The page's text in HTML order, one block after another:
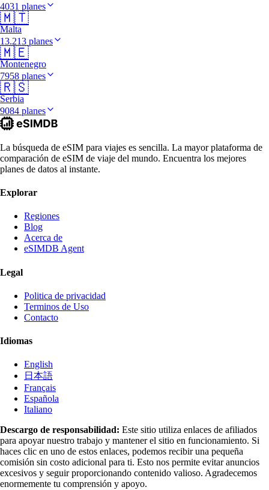
4031 planes
🇲🇹
Malta
13.213 planes
🇲🇪
Montenegro
7958 planes
🇷🇸
Serbia
9084 planes
La búsqueda de eSIM para viajes es sencilla. La mayor plataforma de
comparación de eSIM de viaje del mundo. Encuentra los mejores
planes de datos al instante.
Explorar
Regiones
Blog
Acerca de
eSIMDB Agent
Legal
Politica de privacidad
Terminos de Uso
Contacto
Idiomas
English
日本語
Français
Española
Italiano
Descargo de responsabilidad: Este sitio utiliza enlaces de afiliados
para apoyar nuestro trabajo y mantener el sitio en funcionamiento. Si
haces clic en uno de estos enlaces, podemos recibir una pequeña
comisión sin costo adicional para ti. Esto nos permite evitar anuncios
excesivos y seguir proporcionando contenido valioso. Agradecemos
enormemente tu comprensión y apoyo.